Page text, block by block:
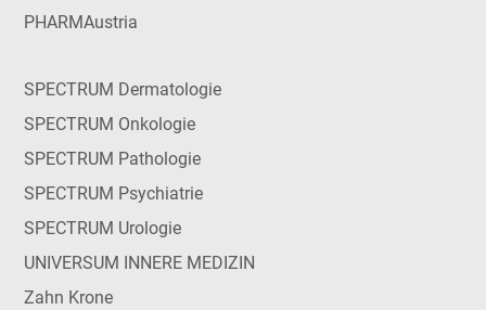
PHARMAustria
SPECTRUM Dermatologie
SPECTRUM Onkologie
SPECTRUM Pathologie
SPECTRUM Psychiatrie
SPECTRUM Urologie
UNIVERSUM INNERE MEDIZIN
Zahn Krone